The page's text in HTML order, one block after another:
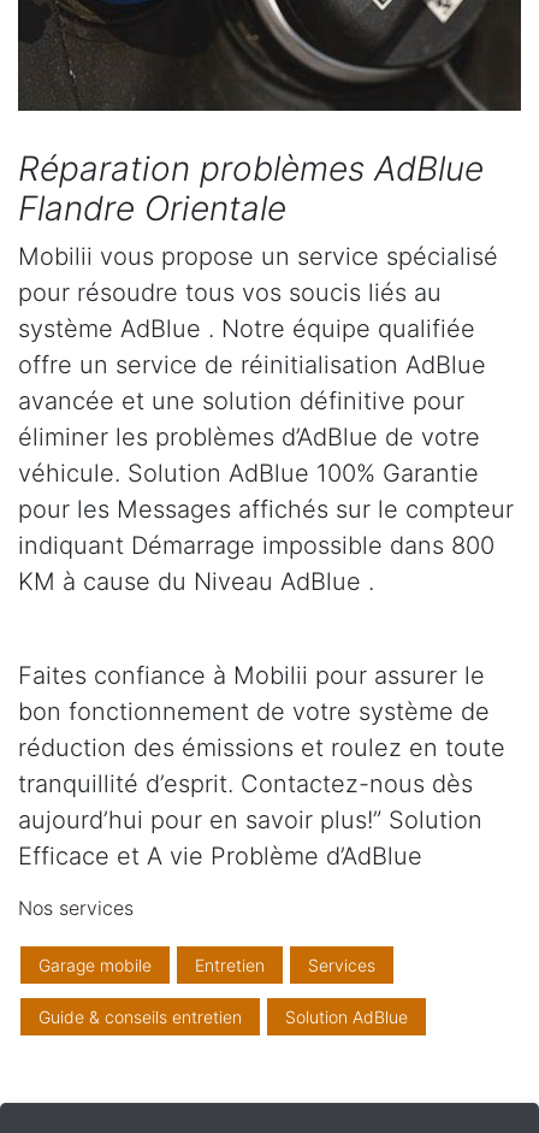
Réparation problèmes AdBlue
Flandre Orientale
Mobilii vous propose un service spécialisé
pour résoudre tous vos soucis liés au
système AdBlue . Notre équipe qualifiée
offre un service de réinitialisation AdBlue
avancée et une solution définitive pour
éliminer les problèmes d’AdBlue de votre
véhicule. Solution AdBlue 100% Garantie
pour les Messages affichés sur le compteur
indiquant Démarrage impossible dans 800
KM à cause du Niveau AdBlue .
Faites confiance à Mobilii pour assurer le
bon fonctionnement de votre système de
réduction des émissions et roulez en toute
tranquillité d’esprit. Contactez-nous dès
aujourd’hui pour en savoir plus!” Solution
Efficace et A vie Problème d’AdBlue
Nos services
Garage mobile Entretien Services
Guide & conseils entretien Solution AdBlue